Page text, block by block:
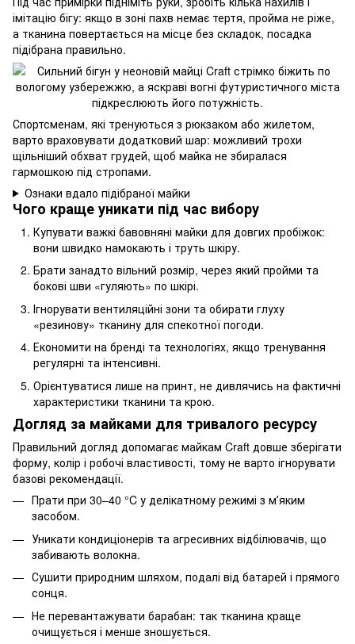
імітацію бігу: якщо в зоні пахв немає тертя, пройма не ріже,
а тканина повертається на місце без складок, посадка
підібрана правильно.
Спортсменам, які тренуються з рюкзаком або жилетом,
варто враховувати додатковий шар: можливий трохи
щільніший обхват грудей, щоб майка не збиралася
гармошкою під стропами.
Ознаки вдало підібраної майки
Чого краще уникати під час вибору
Купувати важкі бавовняні майки для довгих пробіжок:
вони швидко намокають і труть шкіру.
Брати занадто вільний розмір, через який пройми та
бокові шви «гуляють» по шкірі.
Ігнорувати вентиляційні зони та обирати глуху
«резинову» тканину для спекотної погоди.
Економити на бренді та технологіях, якщо тренування
регулярні та інтенсивні.
Орієнтуватися лише на принт, не дивлячись на фактичні
характеристики тканини та крою.
Догляд за майками для тривалого ресурсу
Правильний догляд допомагає майкам Craft довше зберігати
форму, колір і робочі властивості, тому не варто ігнорувати
базові рекомендації.
Прати при 30–40 °C у делікатному режимі з мʼяким
засобом.
Уникати кондиціонерів та агресивних відбілювачів, що
забивають волокна.
Сушити природним шляхом, подалі від батарей і прямого
сонця.
Не перевантажувати барабан: так тканина краще
очищується і менше зношується.